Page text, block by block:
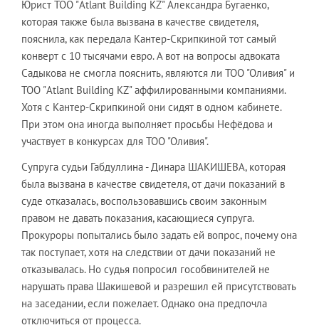
Юрист ТОО "Atlant Building KZ" Александра Бугаенко,
которая также была вызвана в качестве свидетеля,
пояснила, как передала Кантер-Скрипкиной тот самый
конверт с 10 тысячами евро. А вот на вопросы адвоката
Садыкова не смогла пояснить, являются ли ТОО "Оливия" и
ТОО "Atlant Building KZ" аффилированными компаниями.
Хотя с Кантер-Скрипкиной они сидят в одном кабинете.
При этом она иногда выполняет просьбы Нефёдова и
участвует в конкурсах для ТОО "Оливия".
Супруга судьи Габдуллина - Динара ШАКИШЕВА, которая
была вызвана в качестве свидетеля, от дачи показаний в
суде отказалась, воспользовавшись своим законным
правом не давать показания, касающиеся супруга.
Прокуроры попытались было задать ей вопрос, почему она
так поступает, хотя на следствии от дачи показаний не
отказывалась. Но судья попросил гособвинителей не
нарушать права Шакишевой и разрешил ей присутствовать
на заседании, если пожелает. Однако она предпочла
отключиться от процесса.